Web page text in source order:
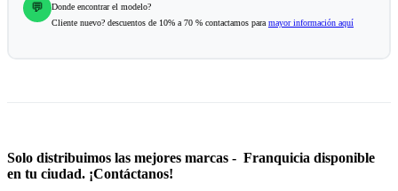
💬
Donde encontrar el modelo?
Cliente nuevo? descuentos de 10% a 70 % contactamos para mayor información aquí
Solo distribuimos las mejores marcas - Franquicia disponible
en tu ciudad. ¡Contáctanos!